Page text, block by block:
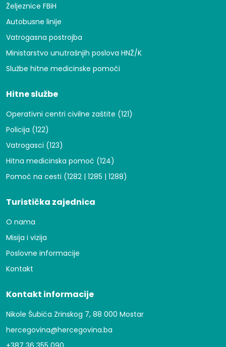
Željeznice FBiH
Autobusne linije
Vatrogasna postrojba
Ministarstvo unutrašnjih poslova HNŽ/K
Službe hitne medicinske pomoći
Hitne službe
Operativni centri civilne zaštite (121)
Policija (122)
Vatrogasci (123)
Hitna medicinska pomoć (124)
Pomoć na cesti (1282 | 1285 | 1288)
Turistička zajednica
O nama
Misija i vizija
Poslovne informacije
Kontakt
Kontakt informacije
Nikole Šubića Zrinskog 7, 88 000 Mostar
hercegovina@hercegovina.ba